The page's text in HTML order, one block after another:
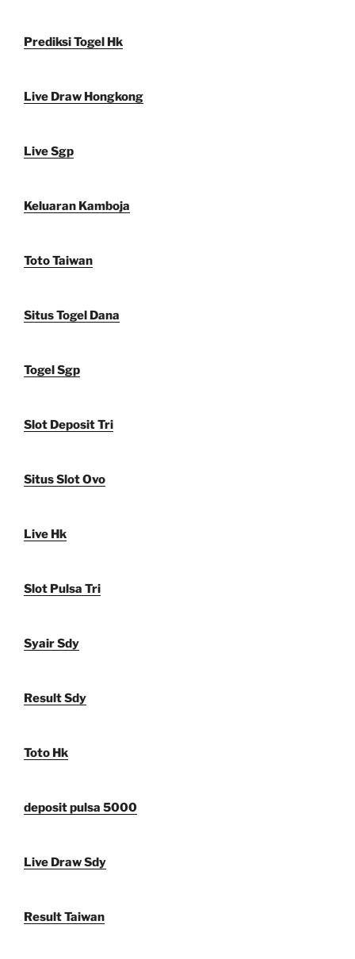
Prediksi Togel Hk
Live Draw Hongkong
Live Sgp
Keluaran Kamboja
Toto Taiwan
Situs Togel Dana
Togel Sgp
Slot Deposit Tri
Situs Slot Ovo
Live Hk
Slot Pulsa Tri
Syair Sdy
Result Sdy
Toto Hk
deposit pulsa 5000
Live Draw Sdy
Result Taiwan